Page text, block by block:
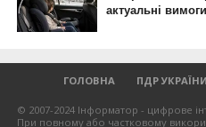
ГОЛОВНА ПДР УКРАЇНИ
© 2007-2024 Інформатор - цифрове
При повному або частковому